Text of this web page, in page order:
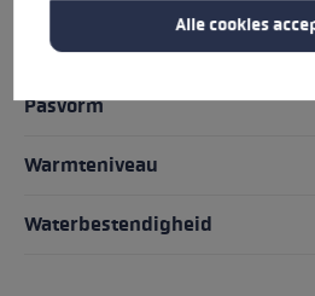
Handschoendetails
Pasvorm
Warmteniveau
Waterbestendigheid
Alle cookies